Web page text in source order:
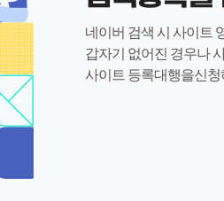
네이버 검색 시 사이트
갑자기 없어진 경우나
사이트 등록대행을신